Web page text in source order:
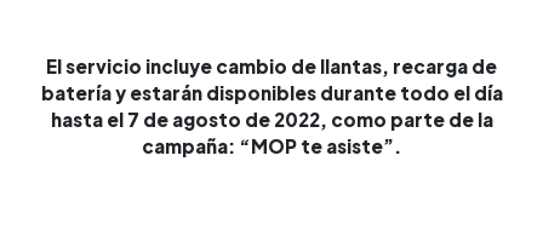
El servicio incluye cambio de llantas, recarga de
batería y estarán disponibles durante todo el día
hasta el 7 de agosto de 2022, como parte de la
campaña: “MOP te asiste”.